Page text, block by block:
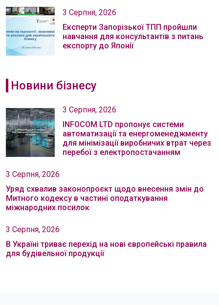
3 Серпня, 2026
Експерти Запорізької ТПП пройшли
навчання для консультантів з питань
експорту до Японії
Новини бізнесу
3 Серпня, 2026
INFOCOM LTD пропонує системи
автоматизації та енергоменеджменту
для мінімізації виробничих втрат через
перебої з електропостачанням
3 Серпня, 2026
Уряд схвалив законопроєкт щодо внесення змін до
Митного кодексу в частині оподаткування
міжнародних посилок
3 Серпня, 2026
В Україні триває перехід на нові європейські правила
для будівельної продукції